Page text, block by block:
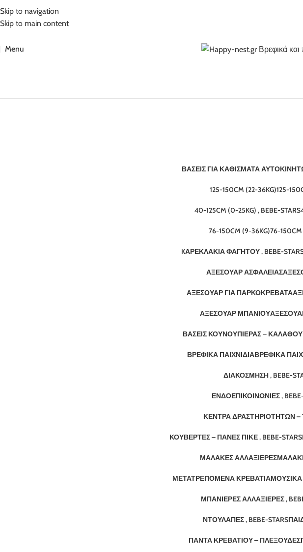
Skip to navigation
Skip to main content
Menu
ΒΆΣΕΙΣ ΓΙΑ ΚΑΘΊΣΜΑΤΑ
125-150CM (22-36KG)125-
40-125CM (0-25KG) , BEBE-STARS
76-150CM (9-36KG)76-150CM
KΑΡΕΚΛΆΚΙΑ ΦΑΓΗΤΟΎ , BEBE-
ΑΞΕΣΟΥΆΡ ΑΣΦΑΛΕΊΑΣ
ΑΞΕΣΟΥΆΡ ΓΙΑ ΠΑΡΚΟΚΡΈΒΑΤΑ
ΑΞΕΣΟΥΆΡ ΜΠΆΝΙΟΥ
ΒΆΣΕΙΣ ΚΟΥΝΟΥΠΙΈΡΑΣ –
ΒΡΕΦΙΚΆ ΠΑΙΧΝΊΔΙΑΒΡΕΦΙΚΆ
ΔΙΑΚΌΣΜΗΣΗ , BEBE-
ΕΝΔΟΕΠΙΚΟΙΝΩΝΊΕΣ , BEBE-
ΚΈΝΤΡΑ ΔΡΑΣΤΗΡΙΟΤΉΤΩΝ
ΚΟΥΒΈΡΤΕΣ – ΠΆΝΕΣ ΠΙΚΈ , BEBE-STARS
ΜΑΛΑΚΈΣ ΑΛΛΑΞΙΈΡΕΣ
ΜΕΤΑΤΡΕΠΌΜΕΝΑ ΚΡΕΒΆΤΙΑΜΟΥΣΙΚΆ
ΜΠΑΝΙΈΡΕΣ ΑΛΛΑΞΙΈΡΕΣ ,
ΝΤΟΥΛΆΠΕΣ , BEBE-STARS
ΠΑΝΤΑ ΚΡΕΒΑΤΙΟΎ – ΠΛΕΞΟΎΔΕΣ
5% Επιπλέον έκπτωση για πληρωμές με κάρτα!